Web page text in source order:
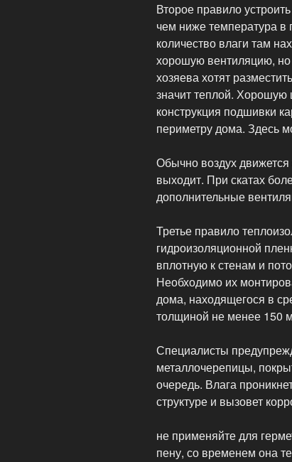
Второе правило
чем ниже температура в
количество влаги там
хорошую вентиляцию, но
хозяева хотят
значит теплой. Хорошую
конструкция подшивки
периметру дома. Здесь
Обычно воздух движется
выходит. При скатах
дополнительные
Третье правило
гидроизоляционной
вплотную к стенам и
Необходимо их
дома, находящегося в
толщиной не менее 150
Специалисты
металлочерепицы,
очередь. Влага
структуре и вызовет
не применяйте для
пену, со временем она